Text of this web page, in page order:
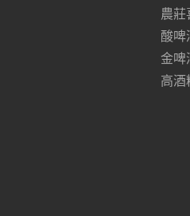
農莊
酸啤
金啤
高酒